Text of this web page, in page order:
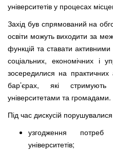
університетів у процесах
Захід був спрямований на
освіти можуть виходити за
функцій та ставати
соціальних, економічних і
зосередилися на практичних
бар’єрах, які
університетами та громадами.
Під час дискусій
узгодження
університетів;